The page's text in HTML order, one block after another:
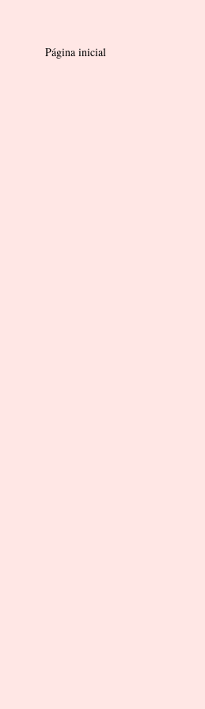
Página inicial